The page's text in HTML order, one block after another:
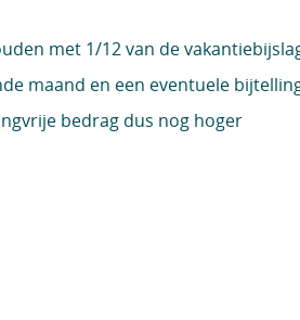
met 1/12 van de
maand en een eventuele
bedrag dus nog hoger